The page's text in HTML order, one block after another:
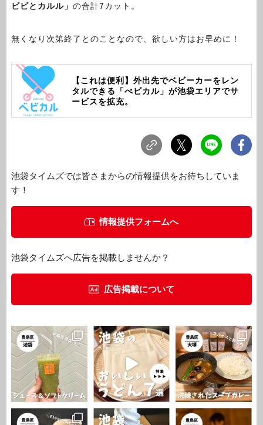
ビビとカルル」 の合計7カット。
無くなり次第終了とのことなので、欲しい方はお早めに！
【これは便利】外出先でベビーカーをレン
タルできる「べビカル」が池袋エリアでサ
ービスを拡充。
池袋タイムズでは皆さまからの情報提供をお待ちしていま
す！
情報提供フォームへ
池袋タイムズへ広告を掲載しませんか？
広告掲載について